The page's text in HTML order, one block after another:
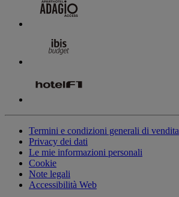
Termini e condizioni generali di vendita
Privacy dei dati
Le mie informazioni personali
Cookie
Note legali
Accessibilità Web